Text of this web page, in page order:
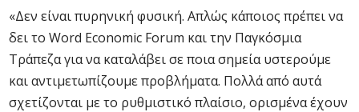
«Δεν είναι πυρηνική φυσική. Απλώς κάποιος πρέπει να
δει το Word Economic Forum και την Παγκόσμια
Τράπεζα για να καταλάβει σε ποια σημεία υστερούμε
και αντιμετωπίζουμε προβλήματα. Πολλά από αυτά
σχετίζονται με το ρυθμιστικό πλαίσιο, ορισμένα έχουν